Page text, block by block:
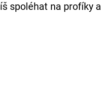
spoléhat na profíky a